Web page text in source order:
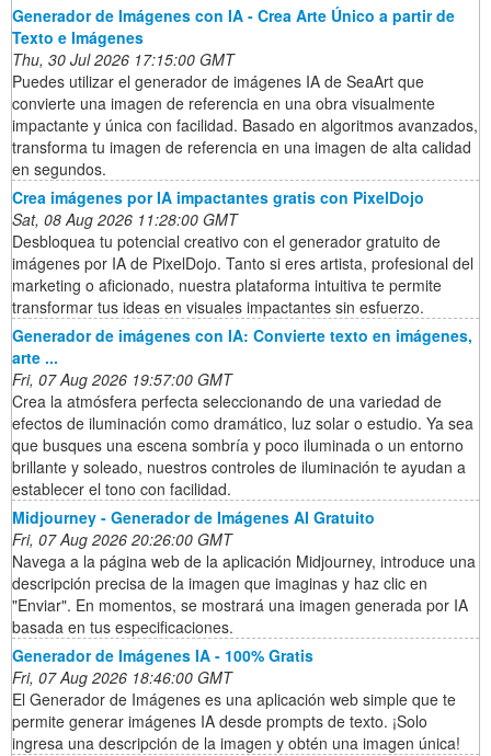
Generador de Imágenes con IA - Crea Arte Único a partir de
Texto e Imágenes
Thu, 30 Jul 2026 17:15:00 GMT
Puedes utilizar el generador de imágenes IA de SeaArt que
convierte una imagen de referencia en una obra visualmente
impactante y única con facilidad. Basado en algoritmos avanzados,
transforma tu imagen de referencia en una imagen de alta calidad
en segundos.
Crea imágenes por IA impactantes gratis con PixelDojo
Sat, 08 Aug 2026 11:28:00 GMT
Desbloquea tu potencial creativo con el generador gratuito de
imágenes por IA de PixelDojo. Tanto si eres artista, profesional del
marketing o aficionado, nuestra plataforma intuitiva te permite
transformar tus ideas en visuales impactantes sin esfuerzo.
Generador de imágenes con IA: Convierte texto en imágenes,
arte ...
Fri, 07 Aug 2026 19:57:00 GMT
Crea la atmósfera perfecta seleccionando de una variedad de
efectos de iluminación como dramático, luz solar o estudio. Ya sea
que busques una escena sombría y poco iluminada o un entorno
brillante y soleado, nuestros controles de iluminación te ayudan a
establecer el tono con facilidad.
Midjourney - Generador de Imágenes AI Gratuito
Fri, 07 Aug 2026 20:26:00 GMT
Navega a la página web de la aplicación Midjourney, introduce una
descripción precisa de la imagen que imaginas y haz clic en
"Enviar". En momentos, se mostrará una imagen generada por IA
basada en tus especificaciones.
Generador de Imágenes IA - 100% Gratis
Fri, 07 Aug 2026 18:46:00 GMT
El Generador de Imágenes es una aplicación web simple que te
permite generar imágenes IA desde prompts de texto. ¡Solo
ingresa una descripción de la imagen y obtén una imagen única!